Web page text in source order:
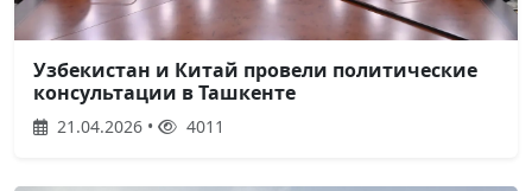
Узбекистан и Китай провели политические
консультации в Ташкенте
21.04.2026 • 4011